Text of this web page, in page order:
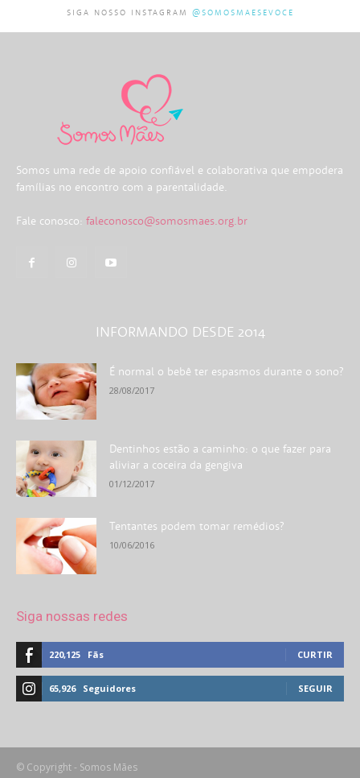
SIGA NOSSO INSTAGRAM @SOMOSMAESEVOCE
Somos uma rede de apoio confiável e colaborativa que empodera
famílias no encontro com a parentalidade.
Fale conosco: faleconosco@somosmaes.org.br
INFORMANDO DESDE 2014
É normal o bebê ter espasmos durante o sono?
28/08/2017
Dentinhos estão a caminho: o que fazer para
aliviar a coceira da gengiva
01/12/2017
Tentantes podem tomar remédios?
10/06/2016
Siga nossas redes
220,125 Fãs CURTIR
65,926 Seguidores SEGUIR
© Copyright - Somos Mães